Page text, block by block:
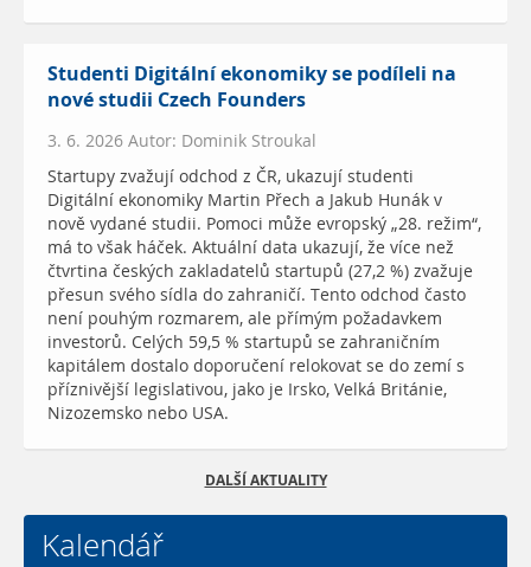
Studenti Digitální ekonomiky se podíleli na
nové studii Czech Founders
3. 6. 2026 Autor: Dominik Stroukal
Startupy zvažují odchod z ČR, ukazují studenti
Digitální ekonomiky Martin Přech a Jakub Hunák v
nově vydané studii. Pomoci může evropský „28. režim“,
má to však háček. Aktuální data ukazují, že více než
čtvrtina českých zakladatelů startupů (27,2 %) zvažuje
přesun svého sídla do zahraničí. Tento odchod často
není pouhým rozmarem, ale přímým požadavkem
investorů. Celých 59,5 % startupů se zahraničním
kapitálem dostalo doporučení relokovat se do zemí s
příznivější legislativou, jako je Irsko, Velká Británie,
Nizozemsko nebo USA.
DALŠÍ AKTUALITY
Kalendář